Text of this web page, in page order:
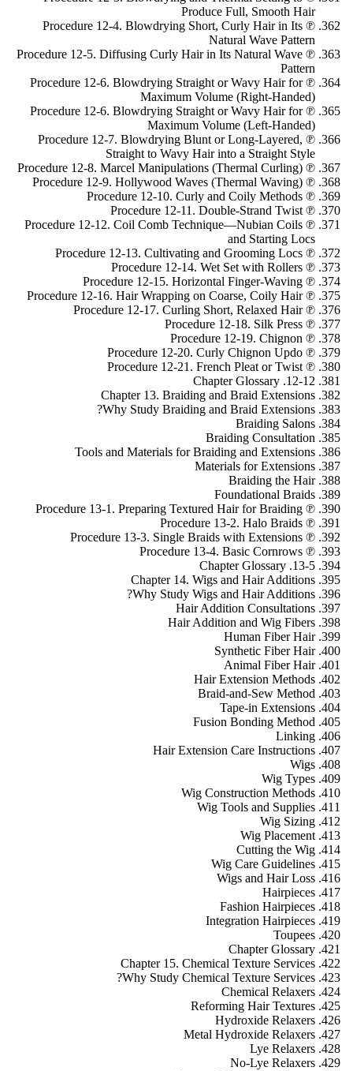
Produce Full, Smooth Hair
℗ Procedure 12-4. Blowdrying Short, Curly Hair in Its
Natural Wave Pattern
℗ Procedure 12-5. Diffusing Curly Hair in Its Natural Wave
Pattern
℗ Procedure 12-6. Blowdrying Straight or Wavy Hair for
Maximum Volume (Right-Handed)
℗ Procedure 12-6. Blowdrying Straight or Wavy Hair for
Maximum Volume (Left-Handed)
℗ Procedure 12-7. Blowdrying Blunt or Long-Layered,
Straight to Wavy Hair into a Straight Style
℗ Procedure 12-8. Marcel Manipulations (Thermal Curling)
℗ Procedure 12-9. Hollywood Waves (Thermal Waving)
℗ Procedure 12-10. Curly and Coily Methods
℗ Procedure 12-11. Double-Strand Twist
℗ Procedure 12-12. Coil Comb Technique—Nubian Coils
and Starting Locs
℗ Procedure 12-13. Cultivating and Grooming Locs
℗ Procedure 12-14. Wet Set with Rollers
℗ Procedure 12-15. Horizontal Finger-Waving
℗ Procedure 12-16. Hair Wrapping on Coarse, Coily Hair
℗ Procedure 12-17. Curling Short, Relaxed Hair
℗ Procedure 12-18. Silk Press
℗ Procedure 12-19. Chignon
℗ Procedure 12-20. Curly Chignon Updo
℗ Procedure 12-21. French Pleat or Twist
12-12. Chapter Glossary
Chapter 13. Braiding and Braid Extensions
Why Study Braiding and Braid Extensions?
Braiding Salons
Braiding Consultation
Tools and Materials for Braiding and Extensions
Materials for Extensions
Braiding the Hair
Foundational Braids
℗ Procedure 13-1. Preparing Textured Hair for Braiding
℗ Procedure 13-2. Halo Braids
℗ Procedure 13-3. Single Braids with Extensions
℗ Procedure 13-4. Basic Cornrows
13-5. Chapter Glossary
Chapter 14. Wigs and Hair Additions
Why Study Wigs and Hair Additions?
Hair Addition Consultations
Hair Addition and Wig Fibers
Human Fiber Hair
Synthetic Fiber Hair
Animal Fiber Hair
Hair Extension Methods
Braid-and-Sew Method
Tape-in Extensions
Fusion Bonding Method
Linking
Hair Extension Care Instructions
Wigs
Wig Types
Wig Construction Methods
Wig Tools and Supplies
Wig Sizing
Wig Placement
Cutting the Wig
Wig Care Guidelines
Wigs and Hair Loss
Hairpieces
Fashion Hairpieces
Integration Hairpieces
Toupees
Chapter Glossary
Chapter 15. Chemical Texture Services
Why Study Chemical Texture Services?
Chemical Relaxers
Reforming Hair Textures
Hydroxide Relaxers
Metal Hydroxide Relaxers
Lye Relaxers
No-Lye Relaxers